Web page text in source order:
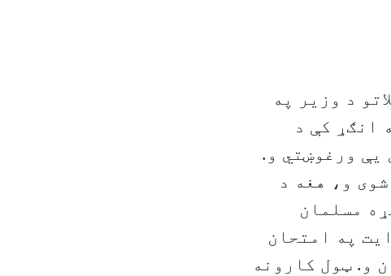
د وزیر په
انګړ کې د
یې ورغوښتي و.
و، هغه د
مسلمان
په امتحان
و. ټول کارونه